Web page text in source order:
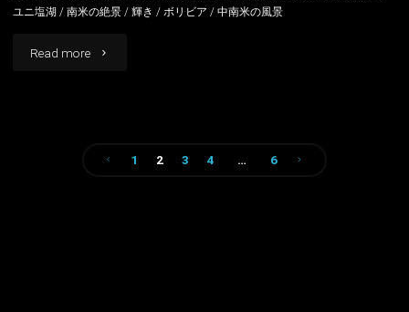
の
風
ユニ塩湖 /南米の絶景 /輝き /ボリビア /中南米の風景
Read more "ウ
1 2 3 4 … 6
エストニア